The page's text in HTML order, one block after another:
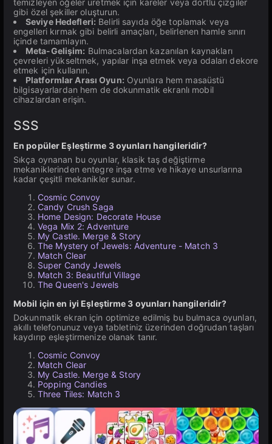
temizleyen öğeler üretmek için kareler veya dörtlü çizgiler
gibi özel şekiller oluşturun.
Seviye Hedefleri: Belirli sayıda öğe toplamak veya
engelleri kırmak gibi belirli amaçları, belirlenen hamle sınırı
içinde tamamlayın.
Meta-Gelişim: Bulmacalardan kazanılan kaynakları
çevreleri yükseltmek, yapılar inşa etmek veya odaları dekore
etmek için kullanın.
Platformlar Arası Oyun: Oyunlara hem masaüstü
bilgisayarlardan hem de dokunmatik ekranlı mobil
cihazlardan erişin.
SSS
En popüler Eşleştirme 3 oyunları hangileridir?
Sıkça oynanan bu oyunlar, klasik taş değiştirme
mekaniklerinden entegre inşa etme ve hikaye unsurlarına
kadar çeşitli mekanikler sunar.
Cosmic Convoy
Candy Crush Saga
Home Design: Decorate House
Vega Mix 2: Adventure
My Castle. Merge & Story
The Mystery of Jewels: Adventure - Match 3
Match Clear
Super Candy Jewels
Match 3: Beautiful Village
The Queen's Jewels
Mobil için en iyi Eşleştirme 3 oyunları hangileridir?
Dokunmatik ekran için optimize edilmiş bu bulmaca oyunları,
akıllı telefonunuz veya tabletiniz üzerinden doğrudan taşları
kaydırıp eşleştirmenize olanak tanır.
Cosmic Convoy
Match Clear
My Castle. Merge & Story
Popping Candies
Three Tiles: Match 3